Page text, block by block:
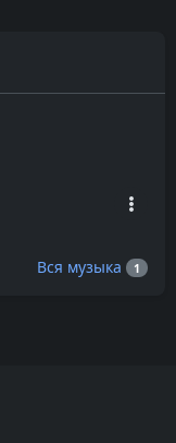
Вся музыка 1